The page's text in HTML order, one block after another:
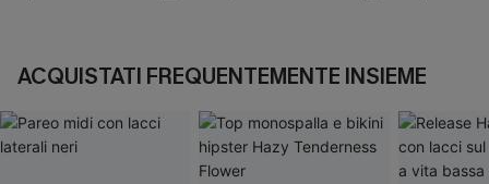
ACQUISTATI FREQUENTEMENTE INSIEME